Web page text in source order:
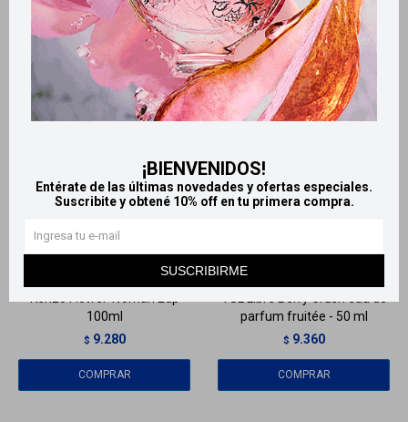
¡BIENVENIDOS!
Entérate de las últimas novedades y ofertas especiales.
Suscribite y obtené 10% off en tu primera compra.
SUSCRIBIRME
Llega en2 HS
100ml
$ 9.280
Llega en2 HS
parfum fruitée - 50 ml
$ 9.360